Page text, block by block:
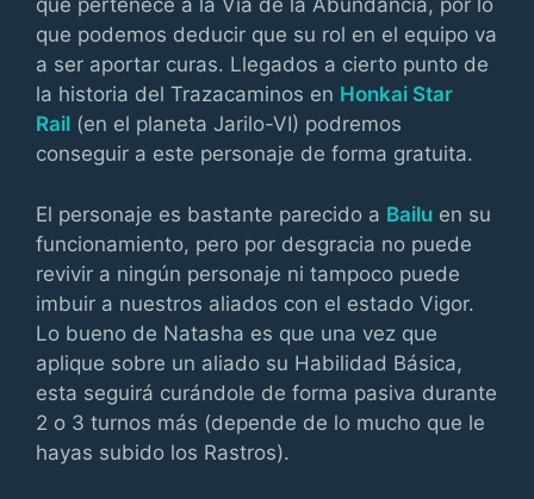
que pertenece a la Vía de la Abundancia, por lo
que podemos deducir que su rol en el equipo va
a ser aportar curas. Llegados a cierto punto de
la historia del Trazacaminos en Honkai Star
Rail (en el planeta Jarilo-VI) podremos
conseguir a este personaje de forma gratuita.
El personaje es bastante parecido a Bailu en su
funcionamiento, pero por desgracia no puede
revivir a ningún personaje ni tampoco puede
imbuir a nuestros aliados con el estado Vigor.
Lo bueno de Natasha es que una vez que
aplique sobre un aliado su Habilidad Básica,
esta seguirá curándole de forma pasiva durante
2 o 3 turnos más (depende de lo mucho que le
hayas subido los Rastros).